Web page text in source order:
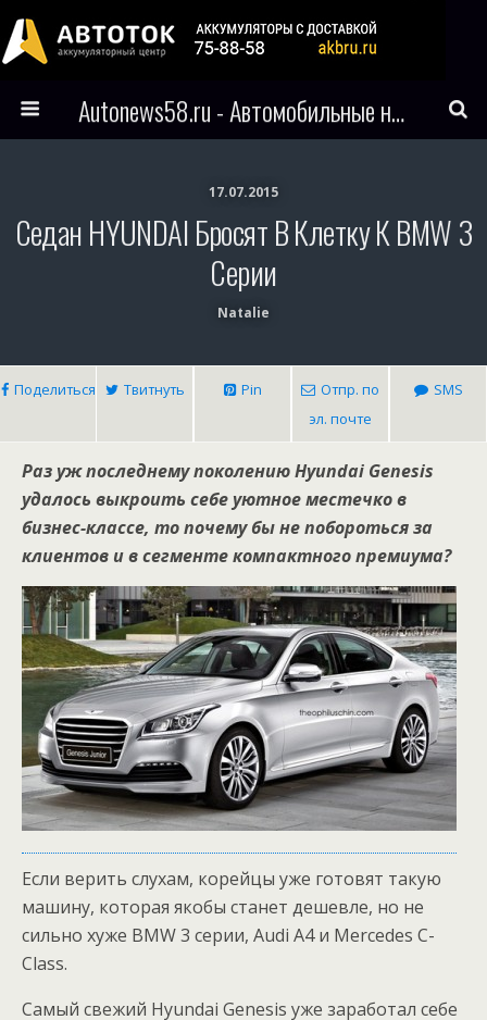
Autonews58.ru - Автомобильные новости Пензы и всего мира
17.07.2015
Седан HYUNDAI Бросят В Клетку К BMW 3
Серии
Natalie
Поделиться Твитнуть Pin
Отпр. по
эл. почте
SMS
Раз уж последнему поколению Hyundai Genesis
удалось выкроить себе уютное местечко в
бизнес-классе, то почему бы не побороться за
клиентов и в сегменте компактного премиума?
Если верить слухам, корейцы уже готовят такую
машину, которая якобы станет дешевле, но не
сильно хуже BMW 3 серии, Audi A4 и Mercedes C-
Class.
Самый свежий Hyundai Genesis уже заработал себе